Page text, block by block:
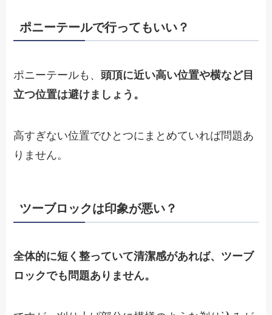
ポニーテールで行ってもいい？
ポニーテールも、頭頂に近い高い位置や横など目
立つ位置は避けましょう。
高すぎない位置でひとつにまとめていれば問題あ
りません。
ツーブロックは印象が悪い？
全体的に短く整っていて清潔感があれば、ツーブ
ロックでも問題ありません。